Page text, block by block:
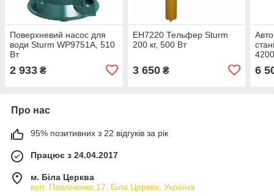
Поверхневий насос для
води Sturm WP9751A, 510
Вт
2 933 ₴
EH7220 Тельфер Sturm
200 кг, 500 Вт
3 650₴ 6
Про нас
95% позитивних з 22 відгуків за рік
Працює з 24.04.2017
м. Біла Церква
вул. Павліченко,17, Біла Церква, Україна